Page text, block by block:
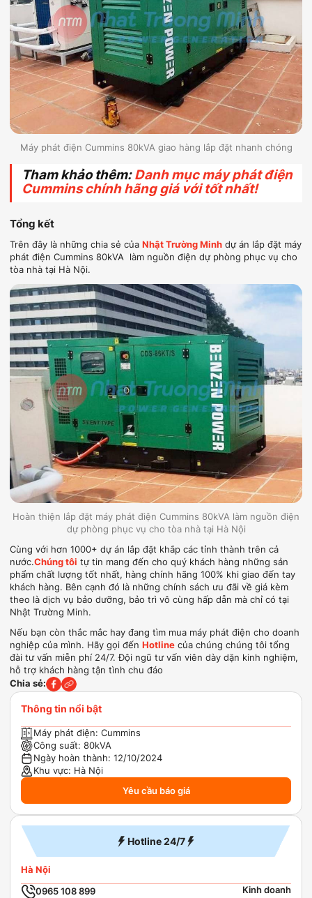
Máy phát điện Cummins 80kVA giao hàng lắp đặt nhanh chóng
Tham khảo thêm:Danh mục máy phát điện
Cummins chính hãng giá với tốt nhất!
Tổng kết
Trên đây là những chia sẻ của Nhật Trường Minh dự án lắp đặt máy
phát điện Cummins 80kVA
làm nguồn điện dự phòng phục vụ cho
tòa nhà tại Hà Nội.
Hoàn thiện lắp đặt máy phát điện Cummins 80kVA làm nguồn điện
dự phòng phục vụ cho tòa nhà tại Hà Nội
Cùng với hơn 1000+ dự án lắp đặt khắp các tỉnh thành trên cả
nước.Chúng tôi tự tin mang đến cho quý khách hàng những sản
phẩm chất lượng tốt nhất, hàng chính hãng 100% khi giao đến tay
khách hàng. Bên cạnh đó là những chính sách ưu đãi về giá kèm
theo là dịch vụ bảo dưỡng, bảo trì vô cùng hấp dẫn mà chỉ có tại
Nhật Trường Minh.
Nếu bạn còn thắc mắc hay đang tìm mua máy phát điện cho doanh
nghiệp của mình. Hãy gọi đếnHotline của chúng chúng tôi tổng
đài tư vấn miễn phí 24/7. Đội ngũ tư vấn viên dày dặn kinh nghiệm,
hỗ trợ khách hàng tận tình chu đáo
Chia sẻ:
Thông tin nổi bật
Máy phát điện: Cummins
Công suất: 80kVA
Ngày hoàn thành: 12/10/2024
Khu vực: Hà Nội
Yêu cầu báo giá
Hotline 24/7
Hà Nội
0965 108 899
Kinh doanh